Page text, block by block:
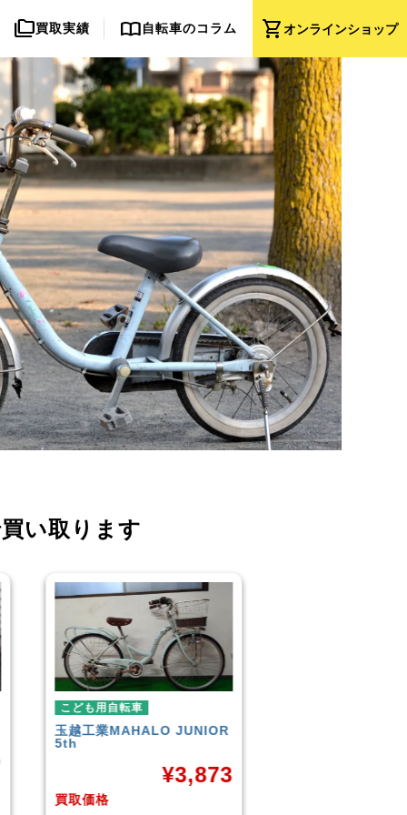
shopping_cartオンラインショップ
folder_copy買取実績 import_contacts自転車のコラム
い取ります
こども用自転車
GIANTESCAPE JR
買取価格
¥9,961